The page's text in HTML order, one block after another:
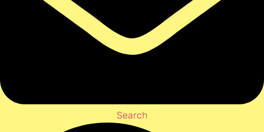
Search